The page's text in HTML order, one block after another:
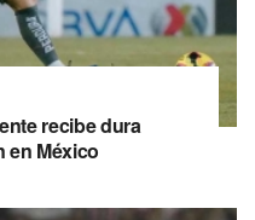
recibe dura
en México